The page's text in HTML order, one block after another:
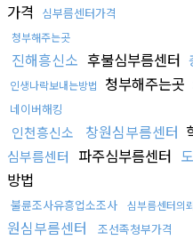
가격
심부름센터가격
청부해주는곳
진해흥신소 후불심부름센터
인생나락보내는방법 청부해주는곳
네이버해킹
인천흥신소 창원심부름센터
심부름센터
파주심부름센터
방법
불륜조사유흥업소조사 심부름센터의
원심부름센터
조선족청부가격